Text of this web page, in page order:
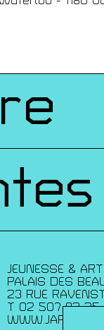
JEUNESSE &
PALAIS DES
23 RUE
T 02 507 82
WWW.JAP.BE